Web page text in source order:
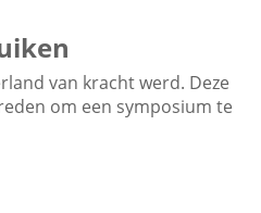
van kracht werd. Deze
om een symposium te